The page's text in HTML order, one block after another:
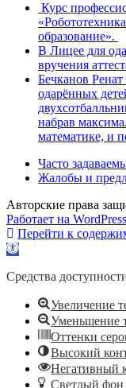
Курс
образование».
В Лицее для
вручения
Бечканов
одарённых
набрав
математике, и
Часто
Жалобы и
Авторские права
Работает на WordPress
Перейти к
Открыть
инструментов
Средства
Увеличение
Уменьшение
Оттенки
Высокий
Негативный
Светлый фон